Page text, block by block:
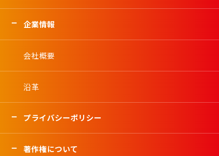
企業情報
会社概要
沿革
プライバシーポリシー
著作権について